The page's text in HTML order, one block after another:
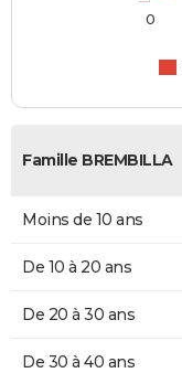
0
Famille BREMBILLA
Moins de 10 ans
De 10 à 20 ans
De 20 à 30 ans
De 30 à 40 ans